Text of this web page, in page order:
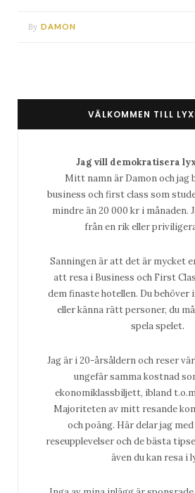
By DAMON
VÄLKOMMEN TILL
Jag vill demokratisera
Mitt namn är Damon och jag
business och first class som
mindre än 20 000 kr i månaden.
från en rik eller
Sanningen är att det är mycket
att resa i Business och First
dem finaste hotellen. Du behöver
eller känna rätt personer, du
spela spelet.
Jag är i 20-årsåldern och reser
ungefär samma kostnad
ekonomiklassbiljett, ibland
Majoriteten av mitt resande
och poäng. Här delar jag
reseupplevelser och de bästa
även du kan resa i